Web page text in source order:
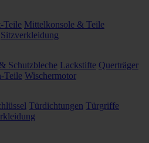
Teile Mittelkonsole & Teile
Sitzverkleidung
Schutzbleche Lackstifte Querträger
Teile Wischermotor
Türdichtungen Türgriffe